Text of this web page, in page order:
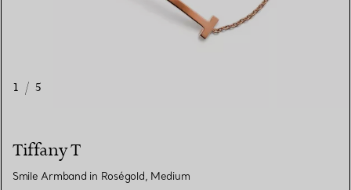
1 / 5
Tiffany T
Smile Armband in Roségold, Medium